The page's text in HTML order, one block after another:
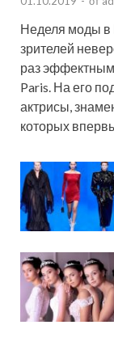
Неделя моды в
зрителей
раз
Paris. На его
актрисы,
которых